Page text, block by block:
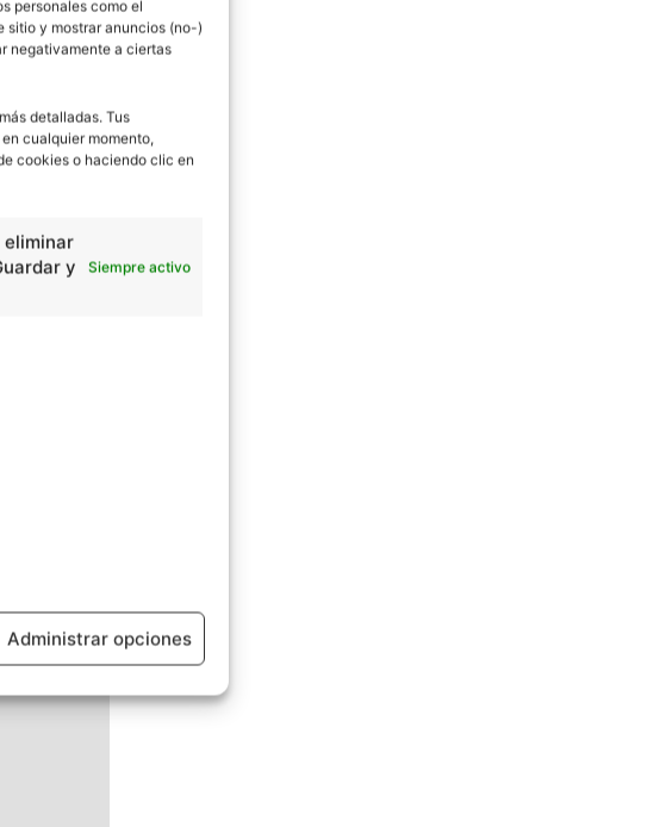
personales como el
sitio y mostrar anuncios (no-)
negativamente a ciertas
detalladas. Tus
cualquier momento,
cookies o haciendo clic en
y
Siempre activo
Administrar opciones